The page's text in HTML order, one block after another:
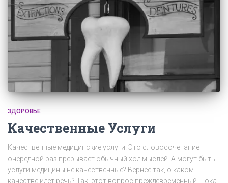
ЗДОРОВЬЕ
Качественные Услуги
Качественные медицинские услуги. Это словосочетание
очередной раз прерывает обычный ход мыслей. А могут быть
услуги медицины не качественные? Вернее так, о каком
качестве идет речь? Так, этот вопрос преждевременный. Пока